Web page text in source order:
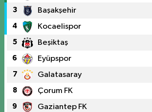
3 Başakşehir
4 Kocaelispor
5 Beşiktaş
6 Eyüpspor
7 Galatasaray
8 Çorum FK
9 Gaziantep FK